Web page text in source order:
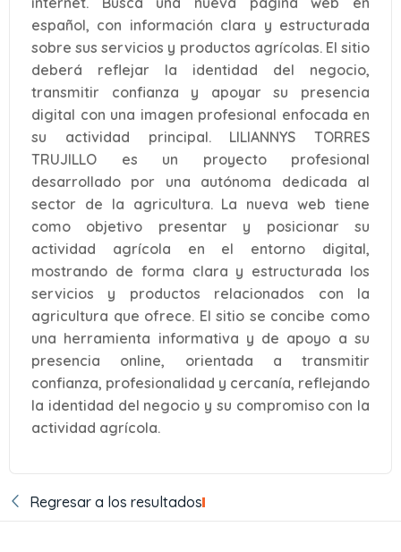
español, con información clara y estructurada
sobre sus servicios y productos agrícolas. El sitio
deberá reflejar la identidad del negocio,
transmitir confianza y apoyar su presencia
digital con una imagen profesional enfocada en
su actividad principal. LILIANNYS TORRES
TRUJILLO es un proyecto profesional
desarrollado por una autónoma dedicada al
sector de la agricultura. La nueva web tiene
como objetivo presentar y posicionar su
actividad agrícola en el entorno digital,
mostrando de forma clara y estructurada los
servicios y productos relacionados con la
agricultura que ofrece. El sitio se concibe como
una herramienta informativa y de apoyo a su
presencia online, orientada a transmitir
confianza, profesionalidad y cercanía, reflejando
la identidad del negocio y su compromiso con la
actividad agrícola.
Regresar a los resultados